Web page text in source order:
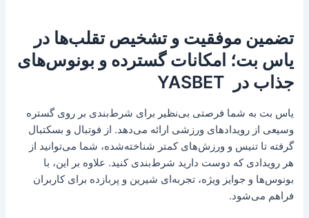
تضمین موفقیت و تشخیص تقلب‌ها در
یاس بت؛ امکانات گسترده و بونوس‌های
جذاب در YASBET
یاس بت به شما فرصتی بی‌نظیر برای شرط‌بندی بر روی گستره
وسیعی از رویدادهای ورزشی ارائه می‌دهد. از فوتبال و بسکتبال
گرفته تا تنیس و ورزش‌های کمتر شناخته‌شده، شما می‌توانید از
هر رویدادی که دوست دارید شرط‌بندی کنید. علاوه بر این، با
بونوس‌ها و جوایز ویژه، تجربه‌ای شیرین و پربازده برای کاربران
فراهم می‌شود.